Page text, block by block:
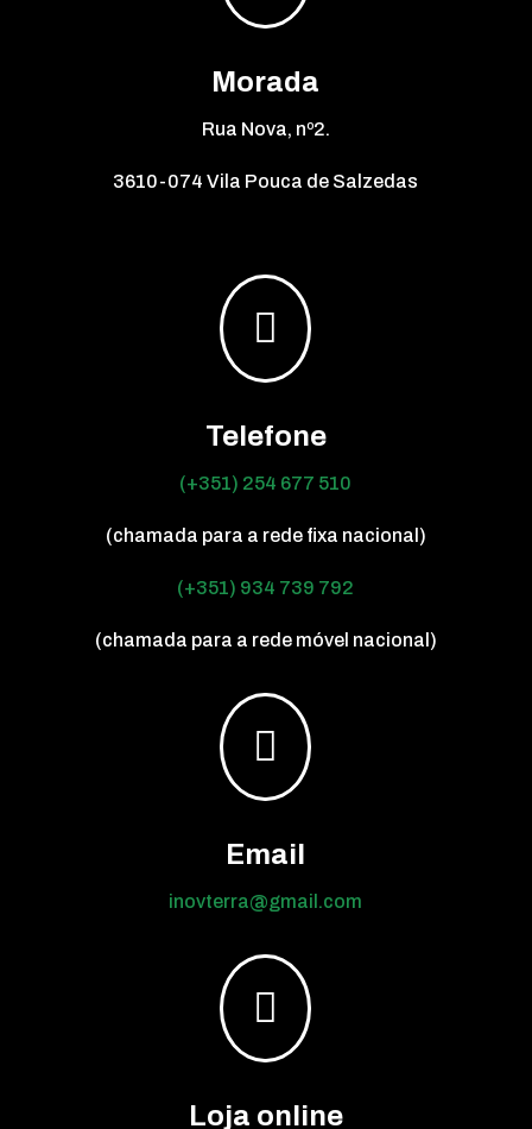
Morada
Rua Nova, nº2.
3610-074 Vila Pouca de Salzedas

Telefone
(+351) 254 677 510
(chamada para a rede fixa nacional)
(+351) 934 739 792
(chamada para a rede móvel nacional)

Email
inovterra@gmail.com

Loja online